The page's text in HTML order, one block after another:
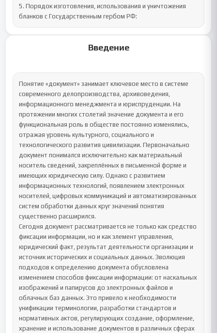
5. Порядок изготовления, использования и уничтожения
бланков с Государственным гербом РФ:
Введение
Понятие «документ» занимает ключевое место в системе
современного делопроизводства, архивоведения,
информационного менеджмента и юриспруденции. На
протяжении многих столетий значение документа и его
функциональная роль в обществе постоянно изменялись,
отражая уровень культурного, социального и
технологического развития цивилизации. Первоначально
документ понимался исключительно как материальный
носитель сведений, закреплённых в письменной форме и
имеющих юридическую силу. Однако с развитием
информационных технологий, появлением электронных
носителей, цифровых коммуникаций и автоматизированных
систем обработки данных круг значений понятия
существенно расширился.
Сегодня документ рассматривается не только как средство
фиксации информации, но и как элемент управления,
юридический факт, результат деятельности организации и
источник исторических и социальных данных. Эволюция
подходов к определению документа обусловлена
изменением способов фиксации информации: от наскальных
изображений и папирусов до электронных файлов и
облачных баз данных. Это привело к необходимости
унификации терминологии, разработки стандартов и
нормативных актов, регулирующих создание, оформление,
хранение и использование документов в различных сферах